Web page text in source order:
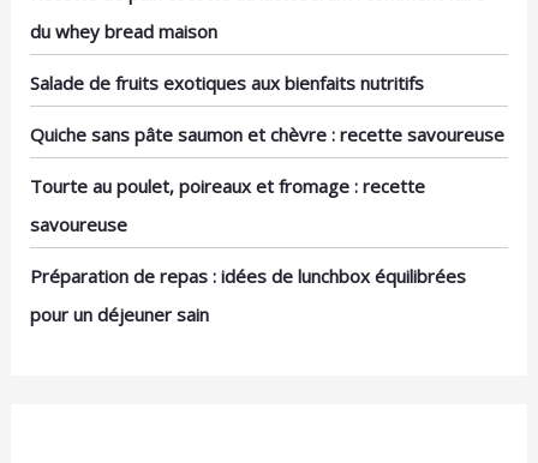
plus, la partie inférieure
de cadre épaissi qui a
performance d'isolation
pas à craindre que la
température des
aliments soit trop élevée
du whey bread maison
Salade de fruits exotiques aux bienfaits nutritifs
Quiche sans pâte saumon et chèvre : recette savoureuse
Tourte au poulet, poireaux et fromage : recette
savoureuse
Préparation de repas : idées de lunchbox équilibrées
pour un déjeuner sain